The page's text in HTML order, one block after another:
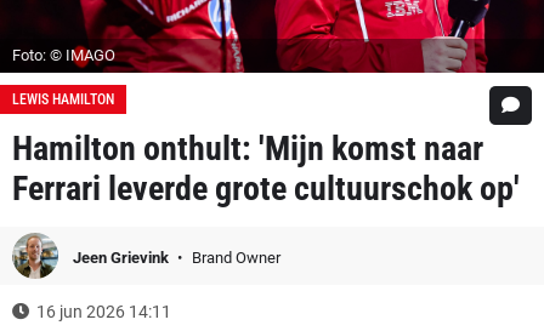
Foto: © IMAGO
LEWIS HAMILTON
Hamilton onthult: 'Mijn komst naar
Ferrari leverde grote cultuurschok op'
Jeen Grievink Brand Owner
16 jun 2026 14:11